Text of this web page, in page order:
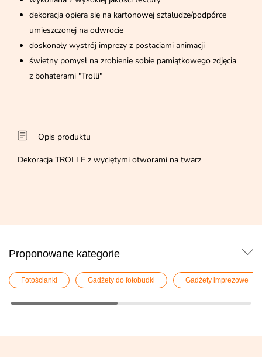
dekoracja opiera się na kartonowej sztaludze/podpórce
umieszczonej na odwrocie
doskonały wystrój imprezy z postaciami animacji
świetny pomysł na zrobienie sobie pamiątkowego zdjęcia
z bohaterami "Trolli"
Opis produktu
Dekoracja TROLLE z wyciętymi otworami na twarz
Proponowane kategorie
Fotościanki Gadżety do fotobudki Gadżety imprezowe